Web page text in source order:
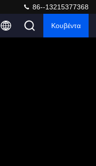
86--13215377368
Κουβέντα